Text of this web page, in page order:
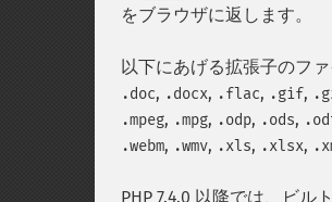
をブラウザに返します。
以下にあげる拡張子のフ
.doc, .docx, .flac, .gif,
.mpeg, .mpg, .odp, .ods,
.webm, .wmv, .xls, .xlsx,
PHP 7.4.0 以降では、ビ